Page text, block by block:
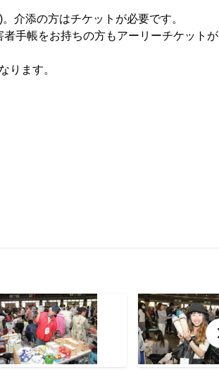
介添の方はチケットが必要です。
手帳をお持ちの方もアーリーチケットが
ります。